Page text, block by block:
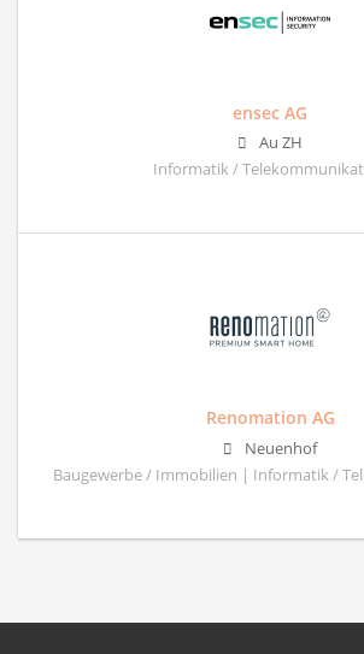
ensec AG
Au ZH
Informatik /
Renomation AG
Neuenhof
Baugewerbe / Immobilien | Informatik /